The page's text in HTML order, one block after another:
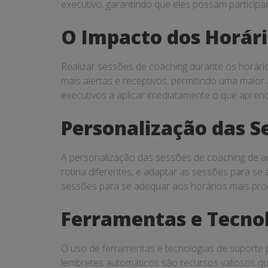
executivo, garantindo que eles possam
O Impacto dos
Realizar sessões de coaching durante os
mais alertas e receptivos, permitindo uma
executivos a aplicar imediatamente o que
Personalização das
A personalização das sessões de coaching de
rotina diferentes, e adaptar as sessões para
sessões para se adequar aos horários mais
Ferramentas e
O uso de ferramentas e tecnologias de
lembretes automáticos são recursos valiosos